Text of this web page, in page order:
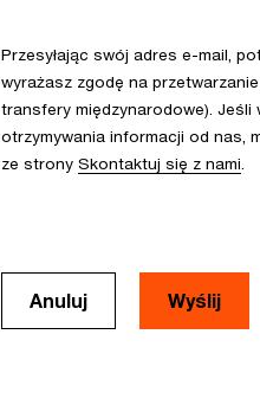
Przesyłając swój adres e-mail,
wyrażasz zgodę na
transfery międzynarodowe). Jeśli
otrzymywania informacji od nas,
ze strony Skontaktuj się z nami
Anuluj